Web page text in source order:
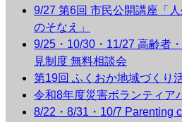
9/27 第6回 市民公開講座「
のそなえ」
9/25・10/30・11/27 高齢者
見制度 無料相談会
第19回 ふくおか地域づくり
令和8年度災害ボランティア
8/22・8/31・10/7 Parenting